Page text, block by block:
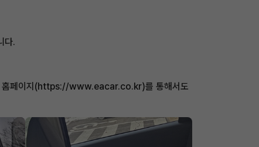
다.
. 홈페이지(https://www.eacar.co.kr)를 통해서도